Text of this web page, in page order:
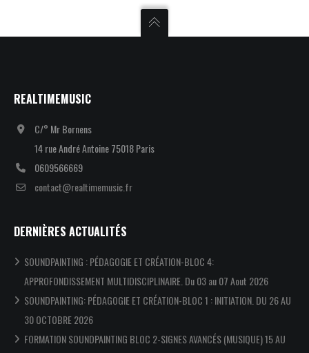
REALTIMEMUSIC
C/° Mr Bornens
14 rue André Antoine 75018 Paris
0609566669
contact@realtimemusic.fr
DERNIÈRES ACTUALITÉS
SOUNDPAINTING : PÉDAGOGIE ET CRÉATION-BLOC 4:
APPROFONDISSEMENT MULTIDISCIPLINAIRE. Du 03 au 07 Aout 2026
SOUNDPAINTING: PÉDAGOGIE ET CRÉATION-BLOC 1 : INITIATION. DU 26 AU
30 OCTOBRE 2026
FORMATION SOUNDPAINTING BLOC 2-SIGNES AVANCÉS (MUSIQUE) 15 AU